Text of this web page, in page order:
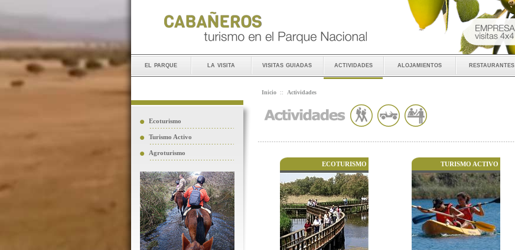
el parque la visita visitas guiadas actividades alojamientos restaurantes
Ecoturismo
Turismo Activo
Agroturismo
Inicio :: Actividades
ECOTURISMO TURISMO ACTIVO